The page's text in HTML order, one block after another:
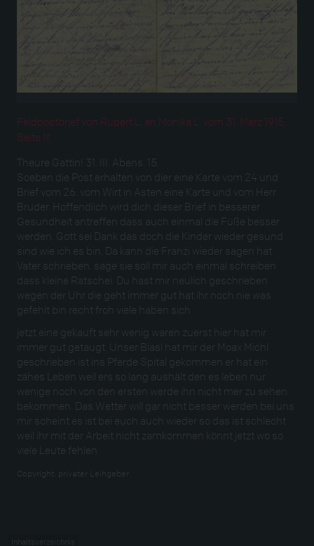
Feldpostbrief von Rupert L. an Monika L. vom 31. März 1915,
Seite 1f
Theure Gattin! 31. III. Abens. 15.
Soeben die Post erhalten von dier eine Karte vom 24 und
Brief vom 26. vom Wirt in Asten eine Karte und vom Herr
Bruder. Hoffendlich wird dich dieser Brief in besserer
Gesundheit antreffen dass auch einmal die Füße besser
werden. Gott sei Dank das doch die Kinder wieder gesund
sind wie ich es bin. Da kann die Franzi wieder sagen hat
Vater schrieben. sage sie soll mir auch einmal schreiben
dass kleine Ratschei. Du hast mir neulich geschrieben
wegen der Uhr die geht immer gut hat ihr noch nie was
gefehlt bin recht froh viele haben sich
jetzt eine gekauft sehr wenig waren zuerst hier hat mir
immer gut getaugt. Unser Blasl hat mir der Moax Michl
geschrieben ist ins Pferde Spital gekommen er hat ein
zähes Leben weil ers so lang aushält den es leben nur
wenige noch von den ersten werde ihn nicht mer zu sehen
bekommen. Das Wetter will gar nicht besser werden bei uns
mir scheint es ist bei euch auch wieder so das ist schlecht
weil ihr mit der Arbeit nicht zamkommen könnt jetzt wo so
viele Leute fehlen
Copyright: privater Leihgeber